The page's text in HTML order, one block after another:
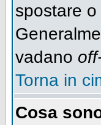
spostare
vadano
Torna in
Cosa